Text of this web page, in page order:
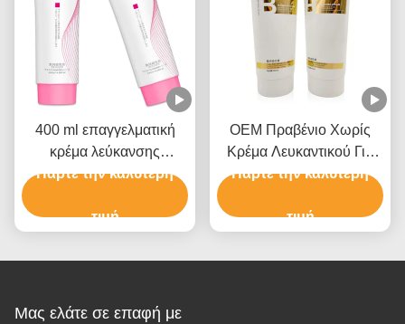
400 ml επαγγελματική
κρέμα λεύκανσης
μαλλιών για άνδρες και
Πάρτε την καλύτερη
τιμή
OEM Πραβένιο Χωρίς
Κρέμα Λευκαντικού Για
Χρώμα Μαλλιών Με
Πάρτε την καλύτερη
τιμή
Μας ελάτε σε επαφή με